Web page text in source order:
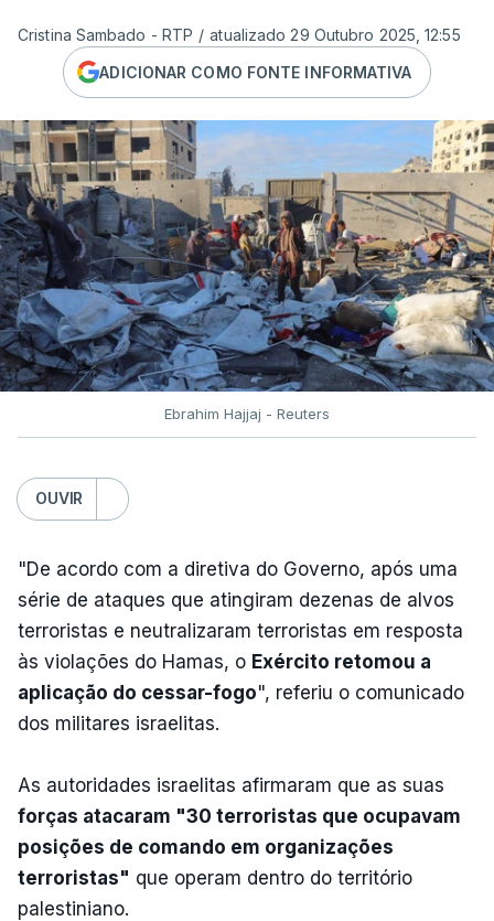
Cristina Sambado - RTP / atualizado 29 Outubro 2025, 12:55
ADICIONAR COMO FONTE INFORMATIVA
Ebrahim Hajjaj - Reuters
OUVIR
"De acordo com a diretiva do Governo, após uma
série de ataques que atingiram dezenas de alvos
terroristas e neutralizaram terroristas em resposta
às violações do Hamas, o Exército retomou a
aplicação do cessar-fogo", referiu o comunicado
dos militares israelitas.
As autoridades israelitas afirmaram que as suas
forças atacaram "30 terroristas que ocupavam
posições de comando em organizações
terroristas" que operam dentro do território
palestiniano.